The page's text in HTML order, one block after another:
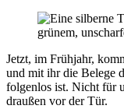
Jetzt, im Frühjahr,
und mit ihr die Belege
folgenlos ist. Nicht für
draußen vor der Tür.